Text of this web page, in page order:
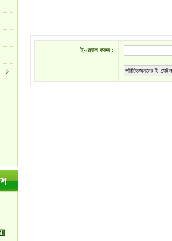
ই-মেইল করুন :
পরিচিতজনদের ই-মেইল